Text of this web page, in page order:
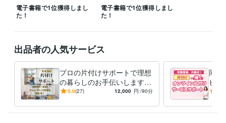
ライフスタイル・その他 / カウンセラー・コーチ 経験年数 : 5年
ライフスタイル・その他 / 家事代行
職歴
某大手家事代行会社 2019年6月 ~ 2022年11月
受賞歴
社内のアンガーコントロール勉強会で講師経験あり
片付けセミナー
運気アップ大掃除セミナー
kindle1位獲得！「幸せを引き寄せる！汚
部屋脱出術」 kindle1位獲得！今日からはじめるやさしい片付けのル
ール
電子書籍で1位獲得しまし
た！
電子書籍で1位獲得しまし
た！
出品者の人気サービス
プロの片付けサポートで理想
の暮らしのお手伝いします
収納提案付きで理想の暮らし
5.0(27) 12,000 円 /90分
同業
ビス
クー